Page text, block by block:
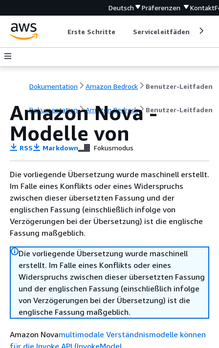
Deutsch Präferenzen Kontakt
Erste Schritte Serviceleitfäden
Dokumentation Amazon Bedrock Benutzer-Leitfaden
Dokumentation Amazon Bedrock Benutzer-Leitfaden
Amazon Nova -
Modelle von
RSS Markdown Fokusmodus
Die vorliegende Übersetzung wurde maschinell erstellt.
Im Falle eines Konflikts oder eines Widerspruchs
zwischen dieser übersetzten Fassung und der
englischen Fassung (einschließlich infolge von
Verzögerungen bei der Übersetzung) ist die englische
Fassung maßgeblich.
Die vorliegende Übersetzung wurde maschinell
erstellt. Im Falle eines Konflikts oder eines
Widerspruchs zwischen dieser übersetzten Fassung
und der englischen Fassung (einschließlich infolge
von Verzögerungen bei der Übersetzung) ist die
englische Fassung maßgeblich.
Amazon Novamultimodale Verständnismodelle können
für die Invoke API (InvokeModel,